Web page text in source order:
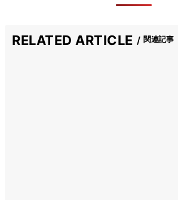
RELATED ARTICLE 関連記事